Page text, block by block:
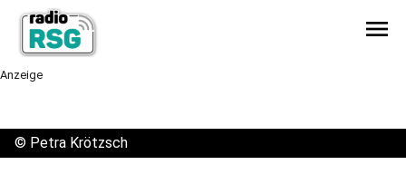
menu
Anzeige
© Petra Krötzsch